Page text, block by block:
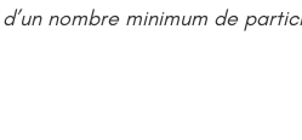
nombre minimum de